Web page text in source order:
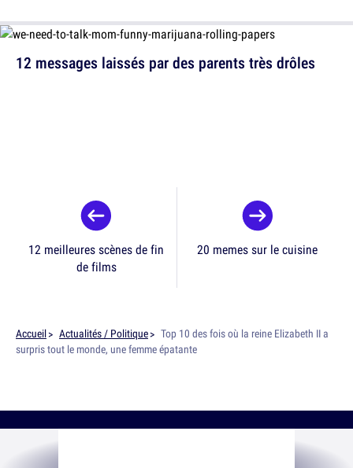
12 messages laissés par des parents très drôles
12 meilleures scènes de fin
de films
20 memes sur le cuisine
Accueil Actualités / Politique
Top 10 des fois où la reine Elizabeth II a
surpris tout le monde, une femme épatante